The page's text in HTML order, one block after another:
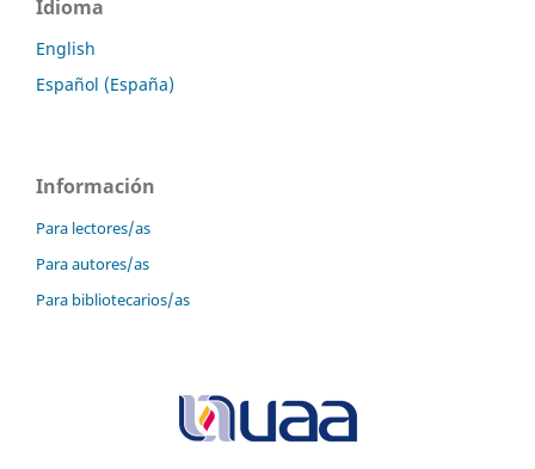
Idioma
English
Español (España)
Información
Para lectores/as
Para autores/as
Para bibliotecarios/as